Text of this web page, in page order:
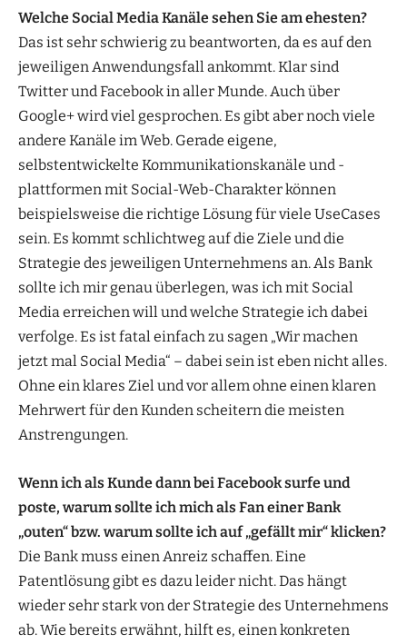
Welche Social Media Kanäle sehen Sie am ehesten?
Das ist sehr schwierig zu beantworten, da es auf den
jeweiligen Anwendungsfall ankommt. Klar sind
Twitter und Facebook in aller Munde. Auch über
Google+ wird viel gesprochen. Es gibt aber noch viele
andere Kanäle im Web. Gerade eigene,
selbstentwickelte Kommunikationskanäle und -
plattformen mit Social-Web-Charakter können
beispielsweise die richtige Lösung für viele UseCases
sein. Es kommt schlichtweg auf die Ziele und die
Strategie des jeweiligen Unternehmens an. Als Bank
sollte ich mir genau überlegen, was ich mit Social
Media erreichen will und welche Strategie ich dabei
verfolge. Es ist fatal einfach zu sagen „Wir machen
jetzt mal Social Media“ – dabei sein ist eben nicht alles.
Ohne ein klares Ziel und vor allem ohne einen klaren
Mehrwert für den Kunden scheitern die meisten
Anstrengungen.
Wenn ich als Kunde dann bei Facebook surfe und
poste, warum sollte ich mich als Fan einer Bank
„outen“ bzw. warum sollte ich auf „gefällt mir“ klicken?
Die Bank muss einen Anreiz schaffen. Eine
Patentlösung gibt es dazu leider nicht. Das hängt
wieder sehr stark von der Strategie des Unternehmens
ab. Wie bereits erwähnt, hilft es, einen konkreten